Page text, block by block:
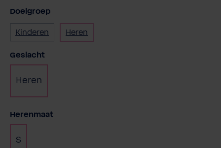
Doelgroep
Kinderen Heren
Selecteer
Geslacht
Heren
Selecteer
Herenmaat
S